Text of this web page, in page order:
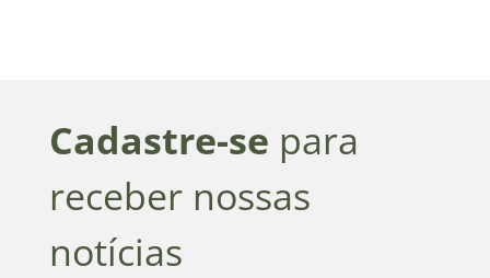
Cadastre-se para
receber nossas
notícias